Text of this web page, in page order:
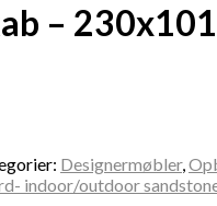
–
Designermøbler,